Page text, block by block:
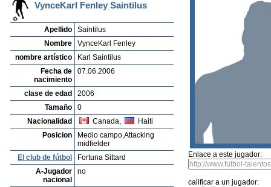
VynceKarl Fenley Saintilus
Apellido
Saintilus
Nombre
VynceKarl Fenley
nombre artístico
Karl Saintilus
Fecha de
nacimiento
07.06.2006
clase de edad
2006
Tamaño
0
Nacionalidad
Canada,
Haiti
Posicion
Medio campo,Attacking
midfielder
El club de fútbol
Fortuna Sittard
A-Jugador
nacional
no
Enlace a este jugador:
calificar a un jugador: